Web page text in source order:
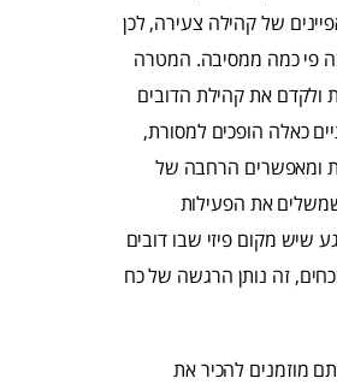
של קהילה צעירה, לכן
פי כמה ממסיבה. המטרה
ולקדם את קהילת הדובים
כאלה הופכים למסורת,
ומאפשרים הרחבה של
את הפעילות
שיש מקום פיזי שבו דובים
זה נותן הרגשה של כח
מוזמנים להכיר את